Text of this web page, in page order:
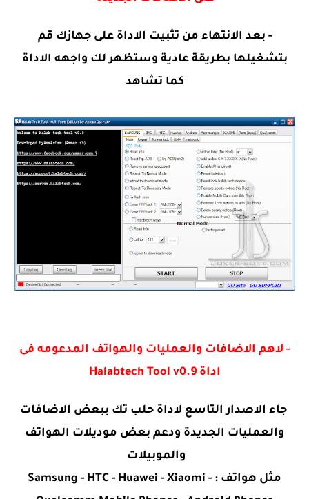
- بعد الانتهاء من تثبيت الاداة على جهازك قم
بتشغيلها بطريقة عادية وستظهر لك واجهه الاداة
كما تشاهد
- لاهم الاضافات والعمليات والهواتف المدعومه فى
اداة Halabtech Tool v0.9
جاء الاصدار التاسع لاداة حلب تك ببعض الاضافات
والعمليات الجديدة ودعم بعض موديلات الهواتف
والموبيلات
مثل هواتف : Samsung - HTC - Huawei - Xiaomi -